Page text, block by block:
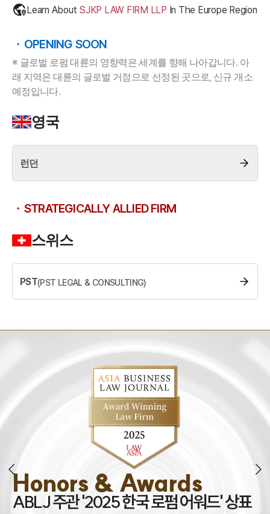
주요 업무사례
사례분석/최신동향
법률정보
법률지식인
구성원 소개
소식/자료
언론보도
법률 블로그
뉴스레터/브로슈어
세미나
대륜법률상담예약
대륜법률상담예약
Learn About SJKP LAW FIRM LLP In The Europe Region
OPENING SOON
※ 글로벌 로펌 대륜의 영향력은 세계를 향해 나아갑니다. 아
래 지역은 대륜의 글로벌 거점으로 선정된 곳으로, 신규 개소
예정입니다.
영국
런던
STRATEGICALLY ALLIED FIRM
스위스
PST(PST LEGAL & CONSULTING)
Honors & Awards
ABLJ 주관 '2025 한국 로펌 어워드' 상표